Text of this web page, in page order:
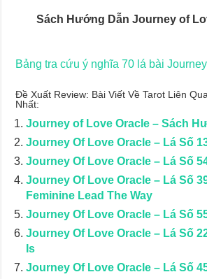
Sách Hướng Dẫn Journey of
Bảng tra cứu ý nghĩa 70 lá bài
Đề Xuất Review: Bài Viết Về Tarot Liên
Nhất:
Journey of Love Oracle – Sách
Journey Of Love Oracle – Lá Số
Journey Of Love Oracle – Lá Số
Journey Of Love Oracle – Lá Số
Feminine Lead The Way
Journey Of Love Oracle – Lá Số
Journey Of Love Oracle – Lá Số
Is
Journey Of Love Oracle – Lá Số